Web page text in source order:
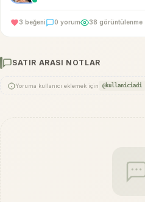
3 beğeni 0 yorum 38 görüntülenme
SATIR ARASI NOTLAR
Yoruma kullanıcı eklemek için @kullaniciadi